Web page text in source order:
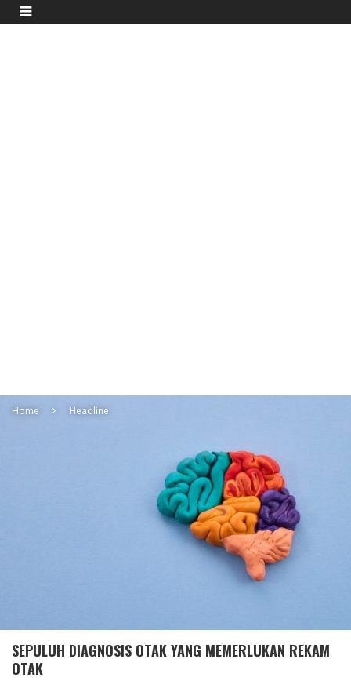
Home Headline
SEPULUH DIAGNOSIS OTAK YANG MEMERLUKAN REKAM
OTAK